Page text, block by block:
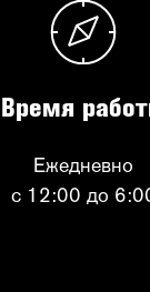
Время
Ежедневно
с 12:00 до